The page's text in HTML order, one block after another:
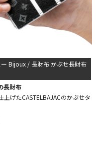
Bijoux / 長財布 かぶせ長財布
長財布
げたCASTELBAJACのかぶせタ